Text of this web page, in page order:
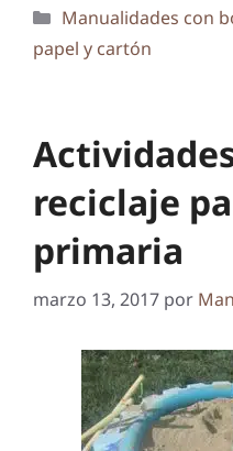
Categorías
Manualidades con
papel y cartón
reciclaje
primaria
marzo 13, 2017 por